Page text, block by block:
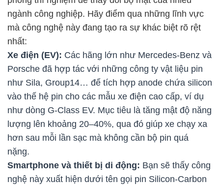
ngành công nghiệp. Hãy điểm qua những lĩnh vực
mà công nghệ này đang tạo ra sự khác biệt rõ rệt
nhất:
Xe điện (EV): Các hãng lớn như Mercedes-Benz và
Porsche đã hợp tác với những công ty vật liệu pin
như Sila, Group14… để tích hợp anode chứa silicon
vào thế hệ pin cho các mẫu xe điện cao cấp, ví dụ
như dòng G-Class EV. Mục tiêu là tăng mật độ năng
lượng lên khoảng 20–40%, qua đó giúp xe chạy xa
hơn sau mỗi lần sạc mà không cần bộ pin quá
nặng.
Smartphone và thiết bị di động: Bạn sẽ thấy công
nghệ này xuất hiện dưới tên gọi pin Silicon-Carbon